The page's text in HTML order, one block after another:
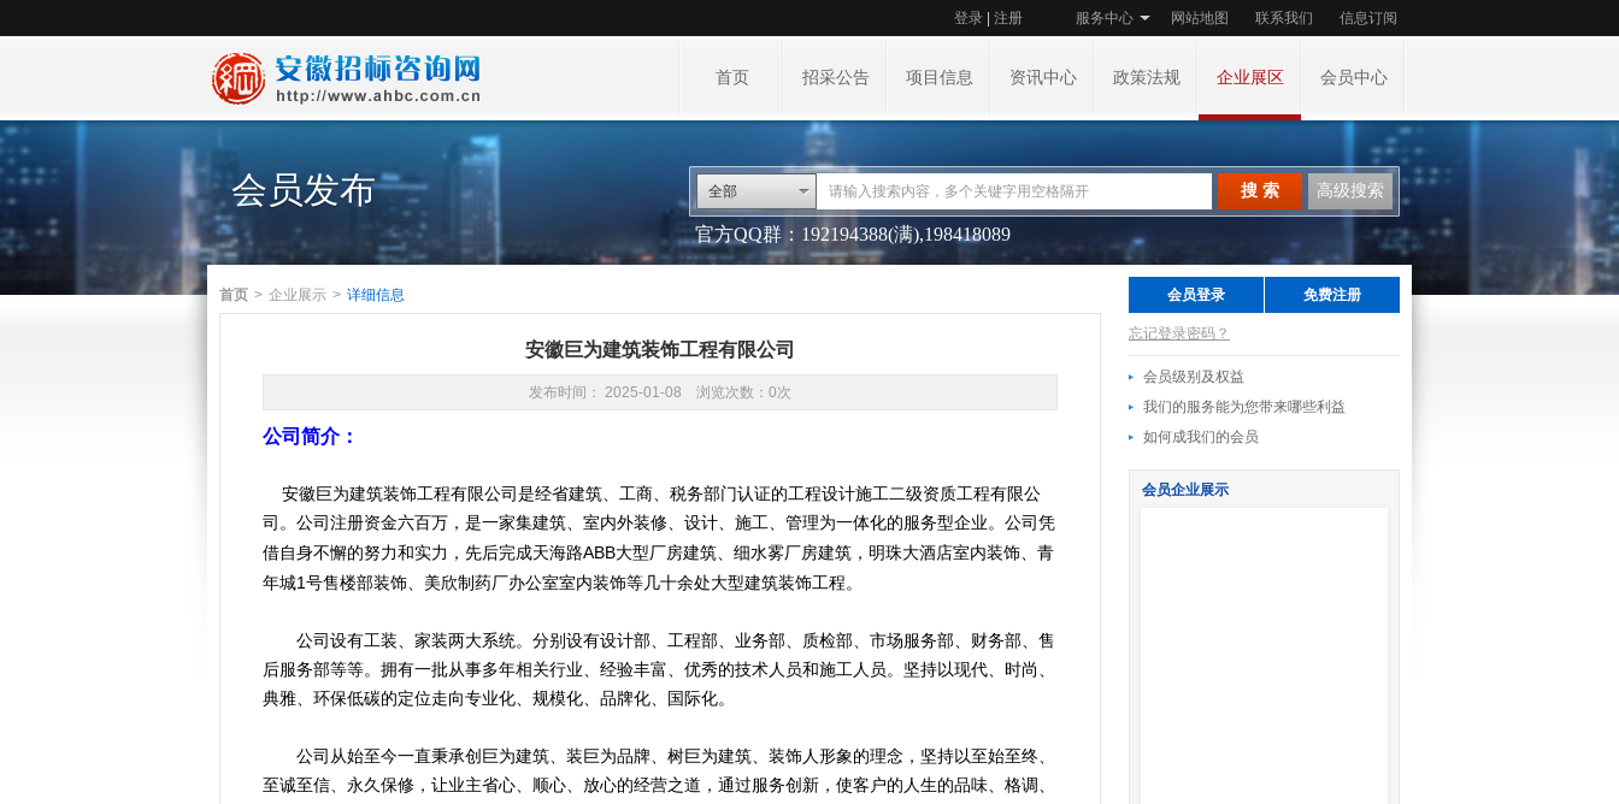
服务中心 网站地图 联系我们 信息订阅
登录 注册
首页 招采公告 项目信息 资讯中心 政策法规 企业展区 会员中心
会员发布 全部 搜 索 高级搜索
官方QQ群：192194388(满),198418089
首页 > 企业展示 > 详细信息
安徽巨为建筑装饰工程有限公司
发布时间： 2025-01-08 浏览次数：0次
公司简介：
安徽巨为建筑装饰工程有限公司是经省建筑、工商、税务部门认证的工程设计施工二级资质工程有限公
司。公司注册资金六百万，是一家集建筑、室内外装修、设计、施工、管理为一体化的服务型企业。公司凭
借自身不懈的努力和实力，先后完成天海路ABB大型厂房建筑、细水雾厂房建筑，明珠大酒店室内装饰、青
年城1 号售楼部装饰、美欣制药厂办公室室内装饰等几十余处大型建筑装饰工程。
公司设有工装、家装两大系统。分别设有设计部、工程部、业务部、质检部、市场服务部、财务部、售
后服务部等等。拥有一批从事多年相关行业、经验丰富、优秀的技术人员和施工人员。坚持以现代、时尚、
典雅、环保低碳的定位走向专业化、规模化、品牌化、国际化。
公司从始至今一直秉承创巨为建筑、装巨为品牌、树巨为建筑、装饰人形象的理念，坚持以至始至终、
至诚至信、永久保修，让业主省心、顺心、放心的经营之道，通过服务创新，使客户的人生的品味、格调、
会员登录 免费注册
忘记登录密码？
会员级别及权益
我们的服务能为您带来哪些利益
如何成我们的会员
会员企业展示